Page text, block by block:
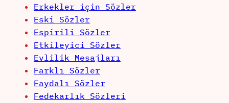
Erkekler için Sözler
Eski Sözler
Espirili Sözler
Etkileyici Sözler
Evlilik Mesajları
Farklı Sözler
Faydalı Sözler
Fedekarlık Sözleri